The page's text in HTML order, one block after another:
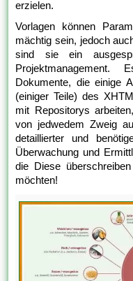
erzielen.
Vorlagen können
mächtig sein, jedoch
sind sie ein
Dokumente, die einige
(einiger Teile) des
mit Repositorys
von jedwedem Zweig
detaillierter und
Überwachung und
die Diese
möchten!